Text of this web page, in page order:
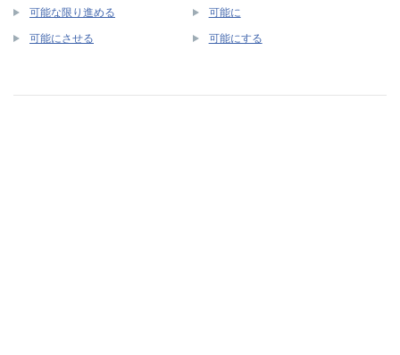
可能な限り進める 可能に
可能にさせる 可能にする